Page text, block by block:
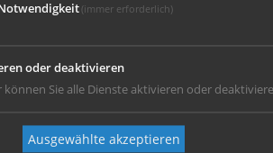
Ihr Kontakt zur
Diözese Linz
(immer erforderlich)
oder deaktivieren
können Sie alle Dienste aktivieren oder
Ausgewählte akzeptieren